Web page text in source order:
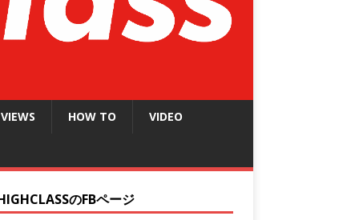
HOW TO VIDEO
のFBページ